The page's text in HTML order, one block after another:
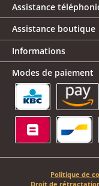
Assistance
Assistance boutique
Informations
Modes de paiement
KBC/CBC
Politique de
Droit de